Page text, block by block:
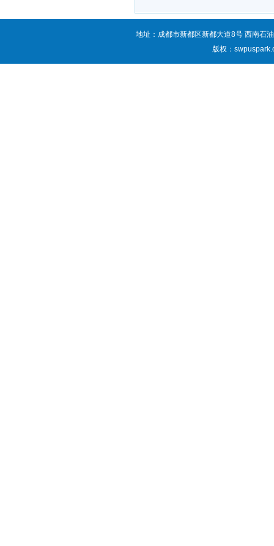
地址：成都市新都区新都大道8号 西南
版权：